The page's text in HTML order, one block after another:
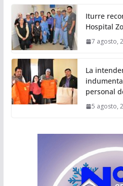
Iturre
Hospital
7 agosto,
La
personal
5 agosto,